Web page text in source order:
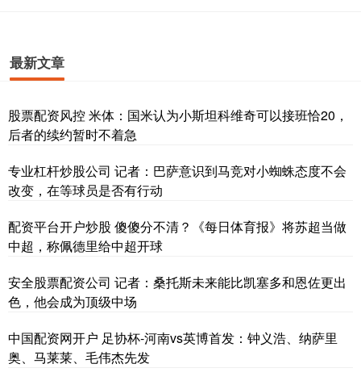
最新文章
股票配资风控 米体：国米认为小斯坦科维奇可以接班恰20，
后者的续约暂时不着急
专业杠杆炒股公司 记者：巴萨意识到马竞对小蜘蛛态度不会
改变，在等球员是否有行动
配资平台开户炒股 傻傻分不清？《每日体育报》将苏超当做
中超，称佩德里给中超开球
安全股票配资公司 记者：桑托斯未来能比凯塞多和恩佐更出
色，他会成为顶级中场
中国配资网开户 足协杯-河南vs英博首发：钟义浩、纳萨里
奥、马莱莱、毛伟杰先发